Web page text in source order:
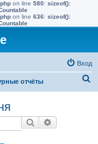
on line 580: sizeof():
on line 636: sizeof():
Вход
отчёты
Поиск